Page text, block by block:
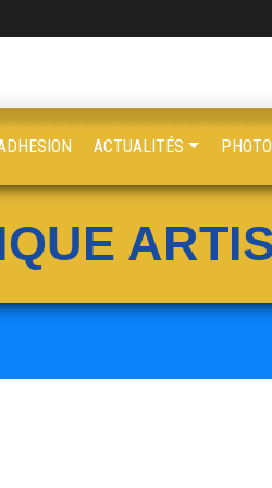
ACTUALITÉS